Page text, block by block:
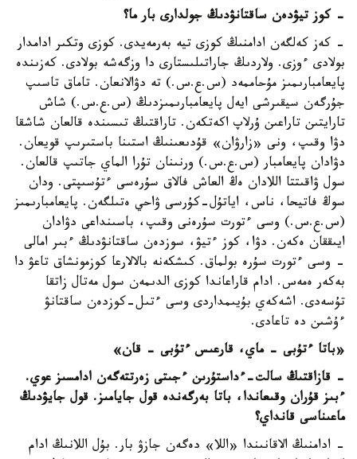
- كوز تيۋدەن ساقتانۋدىڭ جولدارى بار ما؟
- كەز كەلگەن ادامنىڭ كوزى تيە بەرمەيدى. كوزى وتكىر ادامدار
بولادى ءوزى. ولاردىڭ جاراتىلىستارى دا وزگەشە بولادى. كەزىندە
پايعامبارىمىز مۇحاممەد (س.ع.س.) تە دۋالانعان. تاماق تاسىپ
جۇرگەن سيقىرشى ايەل پايعامبارىمىزدىڭ (س.ع.س.) شاش
تارايتىن تاراعىن ۇرلاپ اكەتكەن. تاراقتىڭ تىسىندە قالعان شاشقا
دۋا وقىپ، ونى «زارۋان» قۇدىعىنىڭ استىنا باستىرىپ قويعان.
دۋادان پايعامبار (س.ع.س.) ورنىنان تۇرا الماي جاتىپ قالعان.
سول ۋاقىتتا اللادان ەڭ العاش فالاق سۇرەسى ءتۇسىپتى. ودان
سوڭ فاتيحا، ناس، اياتۇل-كۇرسى ۋاحي ەتىلگەن. پايعامبارىمىز
(س.ع.س.) وسى ءتورت سۇرەنى وقىپ، باسىنداعى دۋادان
ايىققان ەكەن. دۋا، كوز ءتيۋ، سوزدەن ساقتانۋدىڭ ءبىر امالى
- وسى ءتورت سۇرە بولماق. كىشكەنە بالالارعا كوزمونشاق تاعۋ دا
بەكەر ەمەس. ادام قاراعاندا كوزى الدىمەن سول مەتال زاتقا
تۇسەدى. اشەكەي بۇيىمداردى وسى ءتىل-كوزدەن ساقتانۋ
ءۇشىن دە تاعادى.
«باتا ءتۇبى - ماي، قارعىس ءتۇبى - قان»
- قازاقتىڭ سالت-ءداستۇرىن ءجىتى زەرتتەگەن ادامسىز عوي.
ءبىز قۇران وقىعاندا، باتا بەرگەندە قول جايامىز. قول جايۋدىڭ
ماعىناسى قانداي؟
- ادامنىڭ الاقانىندا «اللا» دەگەن جازۋ بار. بۇل اللانىڭ ادام